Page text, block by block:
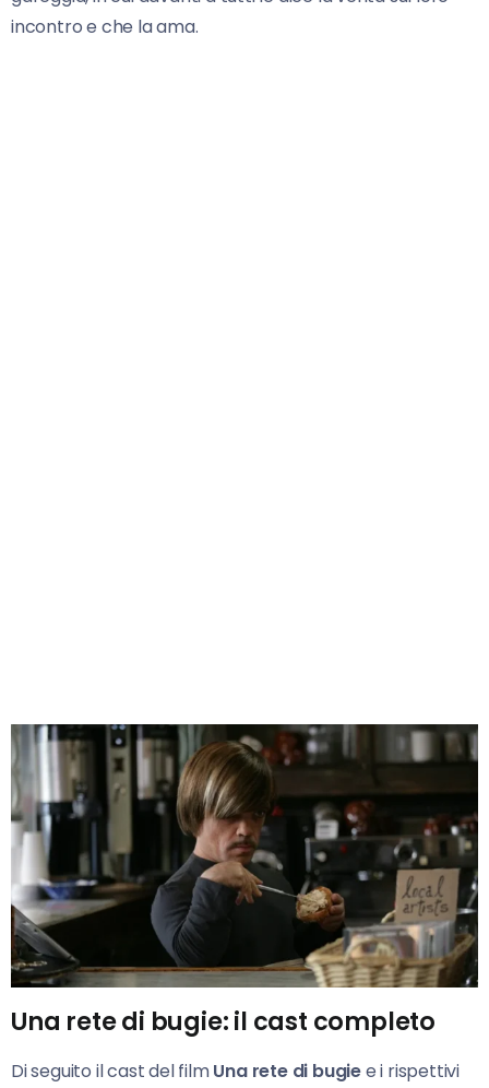
incontro e che la ama.
Una rete di bugie: il cast completo
Di seguito il cast del filmUna rete di bugiee i rispettivi